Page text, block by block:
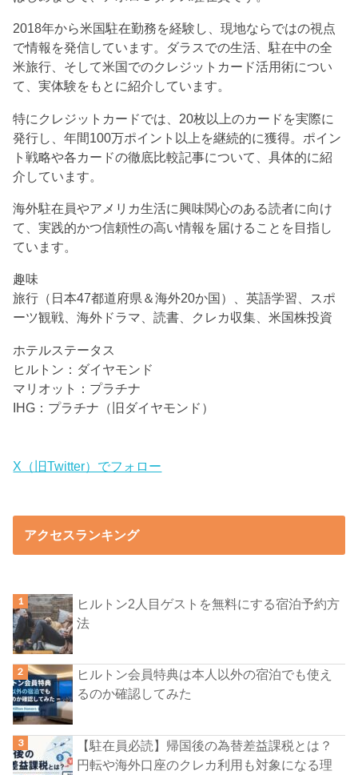
2018年から米国駐在勤務を経験し、現地ならではの視点
で情報を発信しています。ダラスでの生活、駐在中の全
米旅行、そして米国でのクレジットカード活用術につい
て、実体験をもとに紹介しています。
特にクレジットカードでは、20枚以上のカードを実際に
発行し、年間100万ポイント以上を継続的に獲得。ポイン
ト戦略や各カードの徹底比較記事について、具体的に紹
介しています。
海外駐在員やアメリカ生活に興味関心のある読者に向け
て、実践的かつ信頼性の高い情報を届けることを目指し
ています。
趣味
旅行（日本47都道府県＆海外20か国）、英語学習、スポ
ーツ観戦、海外ドラマ、読書、クレカ収集、米国株投資
ホテルステータス
ヒルトン：ダイヤモンド
マリオット：プラチナ
IHG：プラチナ（旧ダイヤモンド）
X（旧Twitter）でフォロー
アクセスランキング
ヒルトン2人目ゲストを無料にする宿泊予約方
法
ヒルトン会員特典は本人以外の宿泊でも使え
るのか確認してみた
【駐在員必読】帰国後の為替差益課税とは？
円転や海外口座のクレカ利用も対象になる理